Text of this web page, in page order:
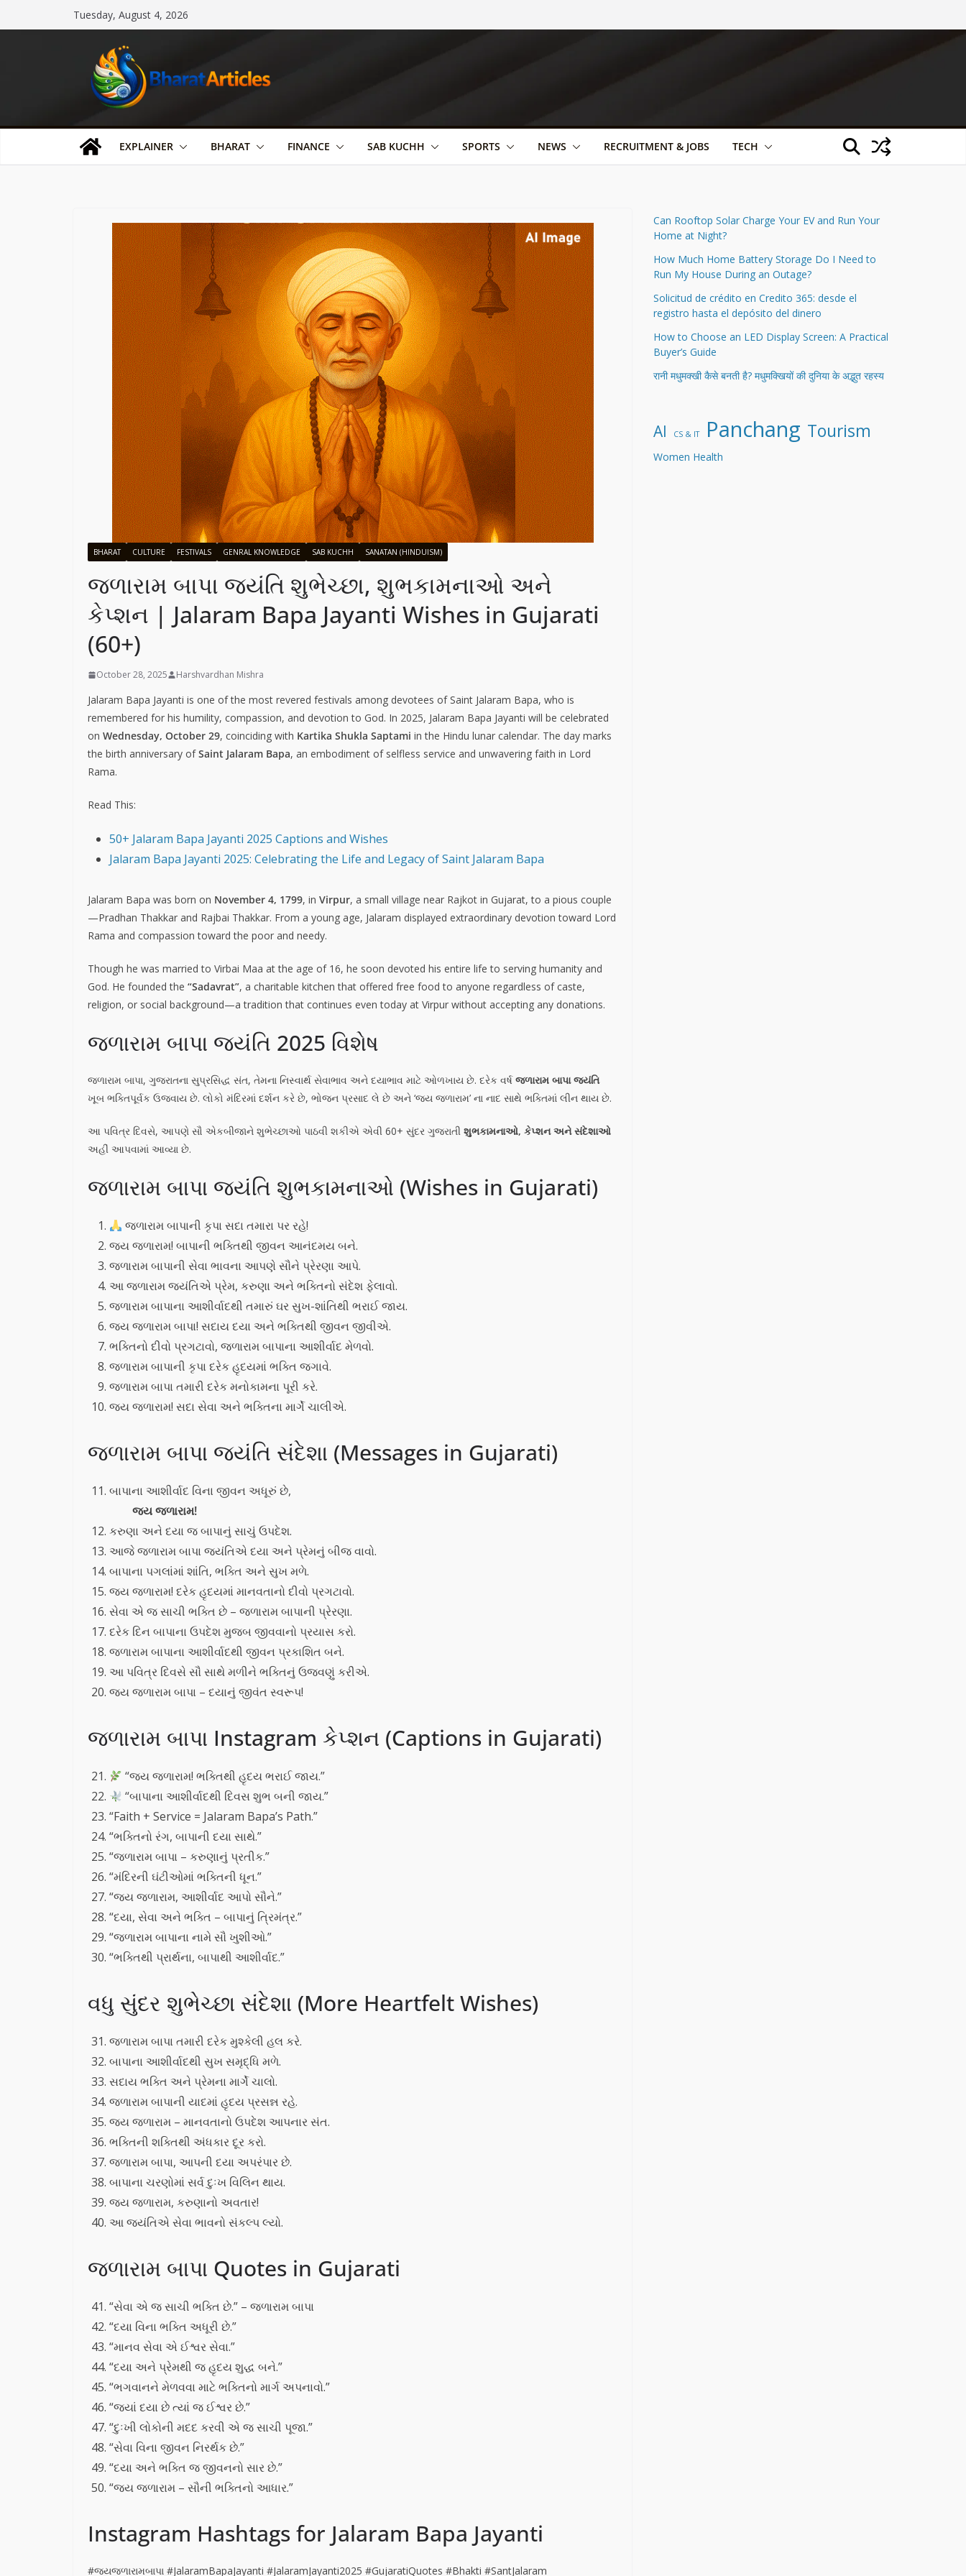
to
Tuesday, August 4, 2026
EXPLAINER BHARAT FINANCE SAB KUCHH SPORTS NEWS RECRUITMENT & JOBS TECH
BHARAT CULTURE FESTIVALS GENRAL KNOWLEDGE SAB KUCHH SANATAN (HINDUISM)
જળારામ બાપા જયંતિ શુભેચ્છા, શુભકામનાઓ અને
કેપ્શન | Jalaram Bapa Jayanti Wishes in Gujarati
(60+)
October 28, 2025 Harshvardhan Mishra
Jalaram Bapa Jayanti is one of the most revered festivals among devotees of Saint Jalaram Bapa, who is
remembered for his humility, compassion, and devotion to God. In 2025, Jalaram Bapa Jayanti will be celebrated
on Wednesday, October 29, coinciding with Kartika Shukla Saptami in the Hindu lunar calendar. The day marks
the birth anniversary ofSaint Jalaram Bapa, an embodiment of selfless service and unwavering faith in Lord
Rama.
Read This:
50+ Jalaram Bapa Jayanti 2025 Captions and Wishes
Jalaram Bapa Jayanti 2025: Celebrating the Life and Legacy of Saint Jalaram Bapa
Jalaram Bapa was born on November 4, 1799, in Virpur, a small village near Rajkot in Gujarat, to a pious couple
—Pradhan Thakkar and Rajbai Thakkar. From a young age, Jalaram displayed extraordinary devotion toward Lord
Rama and compassion toward the poor and needy.
Though he was married to Virbai Maa at the age of 16, he soon devoted his entire life to serving humanity and
God. He founded the “Sadavrat”, a charitable kitchen that offered free food to anyone regardless of caste,
religion, or social background—a tradition that continues even today at Virpur without accepting any donations.
જળારામ બાપા જયંતિ 2025 વિશેષ
જળારામ બાપા, ગુજરાતના સુપ્રસિદ્ધ સંત, તેમના નિસ્વાર્થ સેવાભાવ અને દયાભાવ માટે ઓળખાય છે. દરેક વર્ષજળારામ બાપા જયંતિ
ખૂબ ભક્તિપૂર્વક ઉજવાય છે. લોકો મંદિરમાં દર્શન કરે છે, ભોજન પ્રસાદ લે છે અને ‘જય જળારામ’ ના નાદ સાથે ભક્તિમાં લીન થાય છે.
આ પવિત્ર દિવસે, આપણે સૌ એકબીજાને શુભેચ્છાઓ પાઠવી શકીએ એવી 60+ સુંદર ગુજરાતી શુભકામનાઓ, કેપ્શન અને સંદેશાઓ
અહીં આપવામાં આવ્યા છે.
જળારામ બાપા જયંતિ શુભકામનાઓ (Wishes in Gujarati)
જળારામ બાપાની કૃપા સદા તમારા પર રહે!
જય જળારામ! બાપાની ભક્તિથી જીવન આનંદમય બને.
જળારામ બાપાની સેવા ભાવના આપણે સૌને પ્રેરણા આપે.
આ જળારામ જયંતિએ પ્રેમ, કરુણા અને ભક્તિનો સંદેશ ફેલાવો.
જળારામ બાપાના આશીર્વાદથી તમારું ઘર સુખ-શાંતિથી ભરાઈ જાય.
જય જળારામ બાપા! સદાય દયા અને ભક્તિથી જીવન જીવીએ.
ભક્તિનો દીવો પ્રગટાવો, જળારામ બાપાના આશીર્વાદ મેળવો.
જળારામ બાપાની કૃપા દરેક હૃદયમાં ભક્તિ જગાવે.
જળારામ બાપા તમારી દરેક મનોકામના પૂરી કરે.
જય જળારામ! સદા સેવા અને ભક્તિના માર્ગે ચાલીએ.
જળારામ બાપા જયંતિ સંદેશા (Messages in Gujarati)
બાપાના આશીર્વાદ વિના જીવન અધૂરું છે,
જય જળારામ!
કરુણા અને દયા જ બાપાનું સાચું ઉપદેશ.
આજે જળારામ બાપા જયંતિએ દયા અને પ્રેમનું બીજ વાવો.
બાપાના પગલાંમાં શાંતિ, ભક્તિ અને સુખ મળે.
જય જળારામ! દરેક હૃદયમાં માનવતાનો દીવો પ્રગટાવો.
સેવા એ જ સાચી ભક્તિ છે – જળારામ બાપાની પ્રેરણા.
દરેક દિન બાપાના ઉપદેશ મુજબ જીવવાનો પ્રયાસ કરો.
જળારામ બાપાના આશીર્વાદથી જીવન પ્રકાશિત બને.
આ પવિત્ર દિવસે સૌ સાથે મળીને ભક્તિનું ઉજવણું કરીએ.
જય જળારામ બાપા – દયાનું જીવંત સ્વરૂપ!
જળારામ બાપા Instagram કેપ્શન (Captions in Gujarati)
“જય જળારામ! ભક્તિથી હૃદય ભરાઈ જાય.”
“બાપાના આશીર્વાદથી દિવસ શુભ બની જાય.”
“Faith + Service = Jalaram Bapa’s Path.”
“ભક્તિનો રંગ, બાપાની દયા સાથે.”
“જળારામ બાપા – કરુણાનું પ્રતીક.”
“મંદિરની ઘંટીઓમાં ભક્તિની ધૂન.”
“જય જળારામ, આશીર્વાદ આપો સૌને.”
“દયા, સેવા અને ભક્તિ – બાપાનું ત્રિમંત્ર.”
“જળારામ બાપાના નામે સૌ ખુશીઓ.”
“ભક્તિથી પ્રાર્થના, બાપાથી આશીર્વાદ.”
વધુ સુંદર શુભેચ્છા સંદેશા (More Heartfelt Wishes)
જળારામ બાપા તમારી દરેક મુશ્કેલી હલ કરે.
બાપાના આશીર્વાદથી સુખ સમૃદ્ધિ મળે.
સદાય ભક્તિ અને પ્રેમના માર્ગે ચાલો.
જળારામ બાપાની યાદમાં હૃદય પ્રસન્ન રહે.
જય જળારામ – માનવતાનો ઉપદેશ આપનાર સંત.
ભક્તિની શક્તિથી અંધકાર દૂર કરો.
જળારામ બાપા, આપની દયા અપરંપાર છે.
બાપાના ચરણોમાં સર્વ દુઃખ વિલિન થાય.
જય જળારામ, કરુણાનો અવતાર!
આ જયંતિએ સેવા ભાવનો સંકલ્પ લ્યો.
જળારામ બાપા Quotes in Gujarati
“સેવા એ જ સાચી ભક્તિ છે.” – જળારામ બાપા
“દયા વિના ભક્તિ અધૂરી છે.”
“માનવ સેવા એ ઈશ્વર સેવા.”
“દયા અને પ્રેમથી જ હૃદય શુદ્ધ બને.”
“ભગવાનને મેળવવા માટે ભક્તિનો માર્ગ અપનાવો.”
“જ્યાં દયા છે ત્યાં જ ઈશ્વર છે.”
“દુઃખી લોકોની મદદ કરવી એ જ સાચી પૂજા.”
“સેવા વિના જીવન નિરર્થક છે.”
“દયા અને ભક્તિ જ જીવનનો સાર છે.”
“જય જળારામ – સૌની ભક્તિનો આધાર.”
Instagram Hashtags for Jalaram Bapa Jayanti
#જયજળારામબાપા #JalaramBapaJayanti #JalaramJayanti2025 #GujaratiQuotes #Bhakti #SantJalaram
Can Rooftop Solar Charge Your EV and Run Your
Home at Night?
How Much Home Battery Storage Do I Need to
Run My House During an Outage?
Solicitud de crédito en Credito 365: desde el
registro hasta el depósito del dinero
How to Choose an LED Display Screen: A Practical
Buyer’s Guide
रानी मधुमक्खी कैसे बनती है? मधुमक्खियों की दुनिया के अद्भुत रहस्य
AI CS & IT Panchang Tourism
Women Health